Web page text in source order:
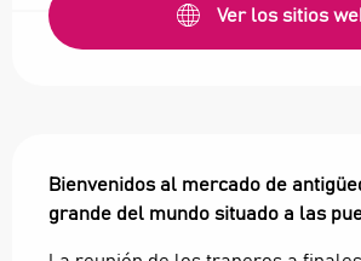
Ver los sitios
Bienvenidos al mercado de
grande del mundo situado a las